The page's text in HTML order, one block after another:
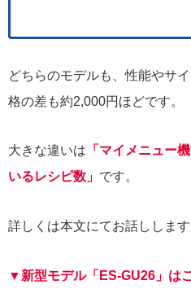
どちらのモデルも、性能やサ
格の差も約2,000円ほどです。
大きな違いは 「マイメニュー
いるレシピ数」 です。
詳しくは本文にてお話しします
▼新型モデル「ES-GU26」は